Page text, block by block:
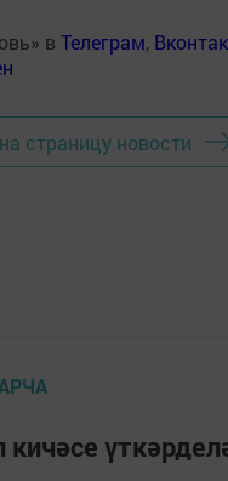
в Телеграм,
страницу новости
кичәсе